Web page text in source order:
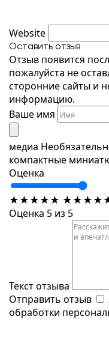
Website
Оставить отзыв
Отзыв появится
пожалуйста не
сторонние сайты и
информацию.
Ваше имя
медиа
компактные
Оценка
★★★★★ ★★★★
Оценка 5 из 5
Текст отзыва
Отправить отзыв
обработки